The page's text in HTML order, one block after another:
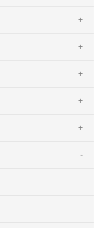
+
+
+
+
+
-